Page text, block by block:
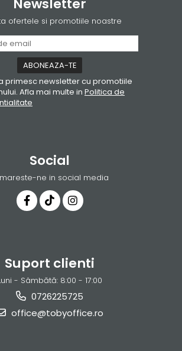
Newsletter
ofertele si promotiile noastre
primesc newsletter cu promotiile
Afla mai multe in Politica de
Social
ne in social media
Suport clienti
- Sâmbătă: 8:00 - 17:00
0726225725
office@tobyoffice.ro